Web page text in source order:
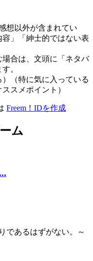
想以外が含まれてい
」「紳士的ではない表
合は、文頭に「ネタバ
。
（特に気に入っている
スメポイント）
Freem！IDを作成
ム
であるはずがない。～